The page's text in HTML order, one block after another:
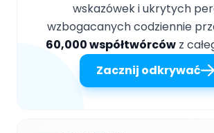
wskazówek i ukrytych
wzbogacanych codziennie
60,000 współtwórców z
Zacznij odkrywać